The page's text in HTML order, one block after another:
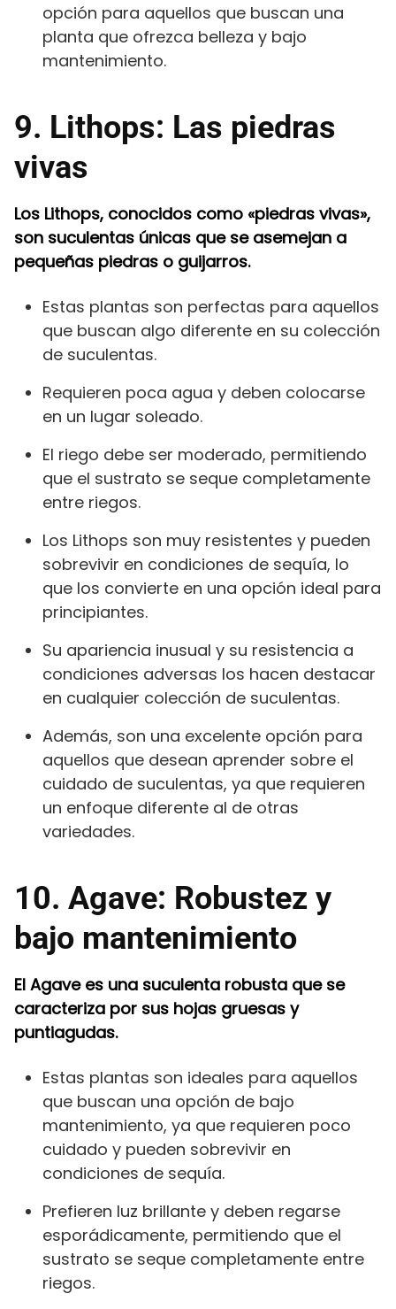
opción para aquellos que buscan una
planta que ofrezca belleza y bajo
mantenimiento.
9. Lithops: Las piedras
vivas
Los Lithops, conocidos como «piedras vivas»,
son suculentas únicas que se asemejan a
pequeñas piedras o guijarros.
Estas plantas son perfectas para aquellos
que buscan algo diferente en su colección
de suculentas.
Requieren poca agua y deben colocarse
en un lugar soleado.
El riego debe ser moderado, permitiendo
que el sustrato se seque completamente
entre riegos.
Los Lithops son muy resistentes y pueden
sobrevivir en condiciones de sequía, lo
que los convierte en una opción ideal para
principiantes.
Su apariencia inusual y su resistencia a
condiciones adversas los hacen destacar
en cualquier colección de suculentas.
Además, son una excelente opción para
aquellos que desean aprender sobre el
cuidado de suculentas, ya que requieren
un enfoque diferente al de otras
variedades.
10. Agave: Robustez y
bajo mantenimiento
El Agave es una suculenta robusta que se
caracteriza por sus hojas gruesas y
puntiagudas.
Estas plantas son ideales para aquellos
que buscan una opción de bajo
mantenimiento, ya que requieren poco
cuidado y pueden sobrevivir en
condiciones de sequía.
Prefieren luz brillante y deben regarse
esporádicamente, permitiendo que el
sustrato se seque completamente entre
riegos.